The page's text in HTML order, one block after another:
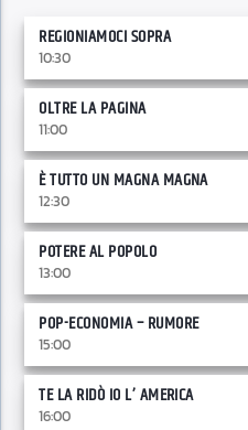
REGIONIAMOCI SOPRA
10:30
OLTRE LA PAGINA
11:00
È TUTTO UN MAGNA MAGNA
12:30
POTERE AL POPOLO
13:00
POP-ECONOMIA – RUMORE
15:00
TE LA RIDÒ IO L’ AMERICA
16:00